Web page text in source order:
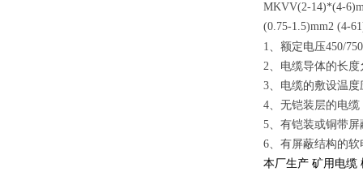
MKVV(2-14)*(4-
(0.75-1.5)mm2 (4-
1、额定电压450/
2、电缆导体的长
3、电缆的敷设温
4、无铠装层的电
5、有铠装或铜带
6、有屏蔽结构的
本厂生产 矿用电缆